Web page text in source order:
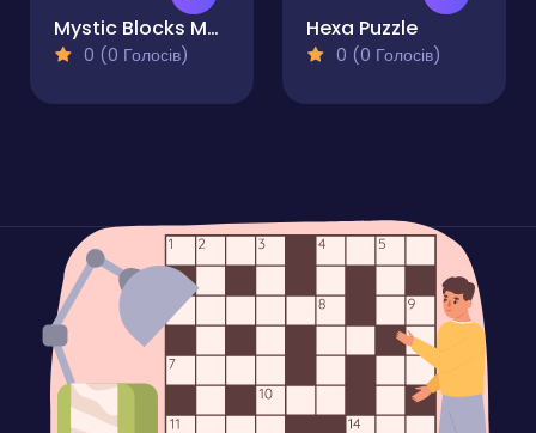
Mystic Blocks Match
0 (0 Голосів)
Hexa Puzzle
0 (0 Голосів)